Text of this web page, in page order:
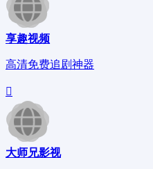
享趣视频
高清免费追剧神器
大师兄影视